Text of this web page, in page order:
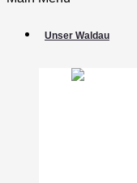
Unser Waldau